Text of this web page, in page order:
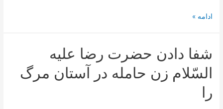
هدف
امام
رضا
علیه
در
ادامه »
شفا دادن حضرت رضا عليه
السّلام زن حامله در آستان مرگ
را